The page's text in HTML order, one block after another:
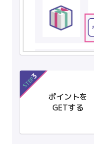
STEP3
ポイントを
GETする